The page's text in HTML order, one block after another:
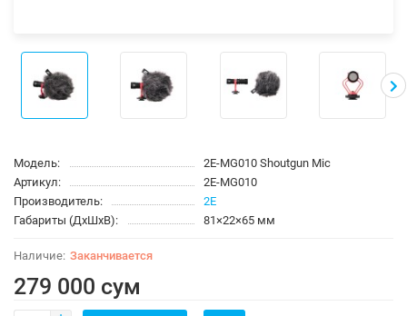
Модель:
2E-MG010 Shoutgun Mic
Артикул:
2E-MG010
Производитель:
2E
Габариты (ДхШхВ):
81×22×65 мм
Заканчивается
279 000 сум